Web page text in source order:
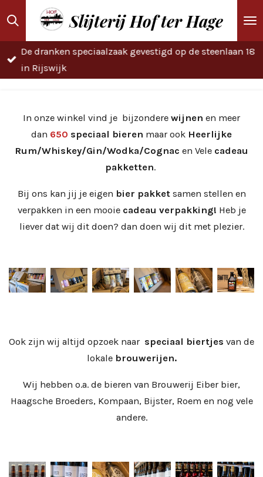
Ga
direct
naar
de
hoofdinhoud
Slijterij Hof ter Hage
De dranken speciaalzaak gevestigd op de steenlaan 18
in Rijswijk
In onze winkel vind je bijzondere wijnen en meer
dan 650 speciaal bieren maar ook Heerlijke
Rum/Whiskey/Gin/Wodka/Cognac en Vele cadeau
pakketten.
Bij ons kan jij je eigen bier pakketsamen stellen en
verpakken in een mooie cadeau verpakking! Heb je
liever dat wij dit doen? dan doen wij dit met plezier.
Ook zijn wij altijd opzoek naar speciaal biertjes van de
lokale brouwerijen.
Wij hebben o.a. de bieren van Brouwerij Eiber bier,
Haagsche Broeders, Kompaan, Bijster, Roem en nog vele
andere.